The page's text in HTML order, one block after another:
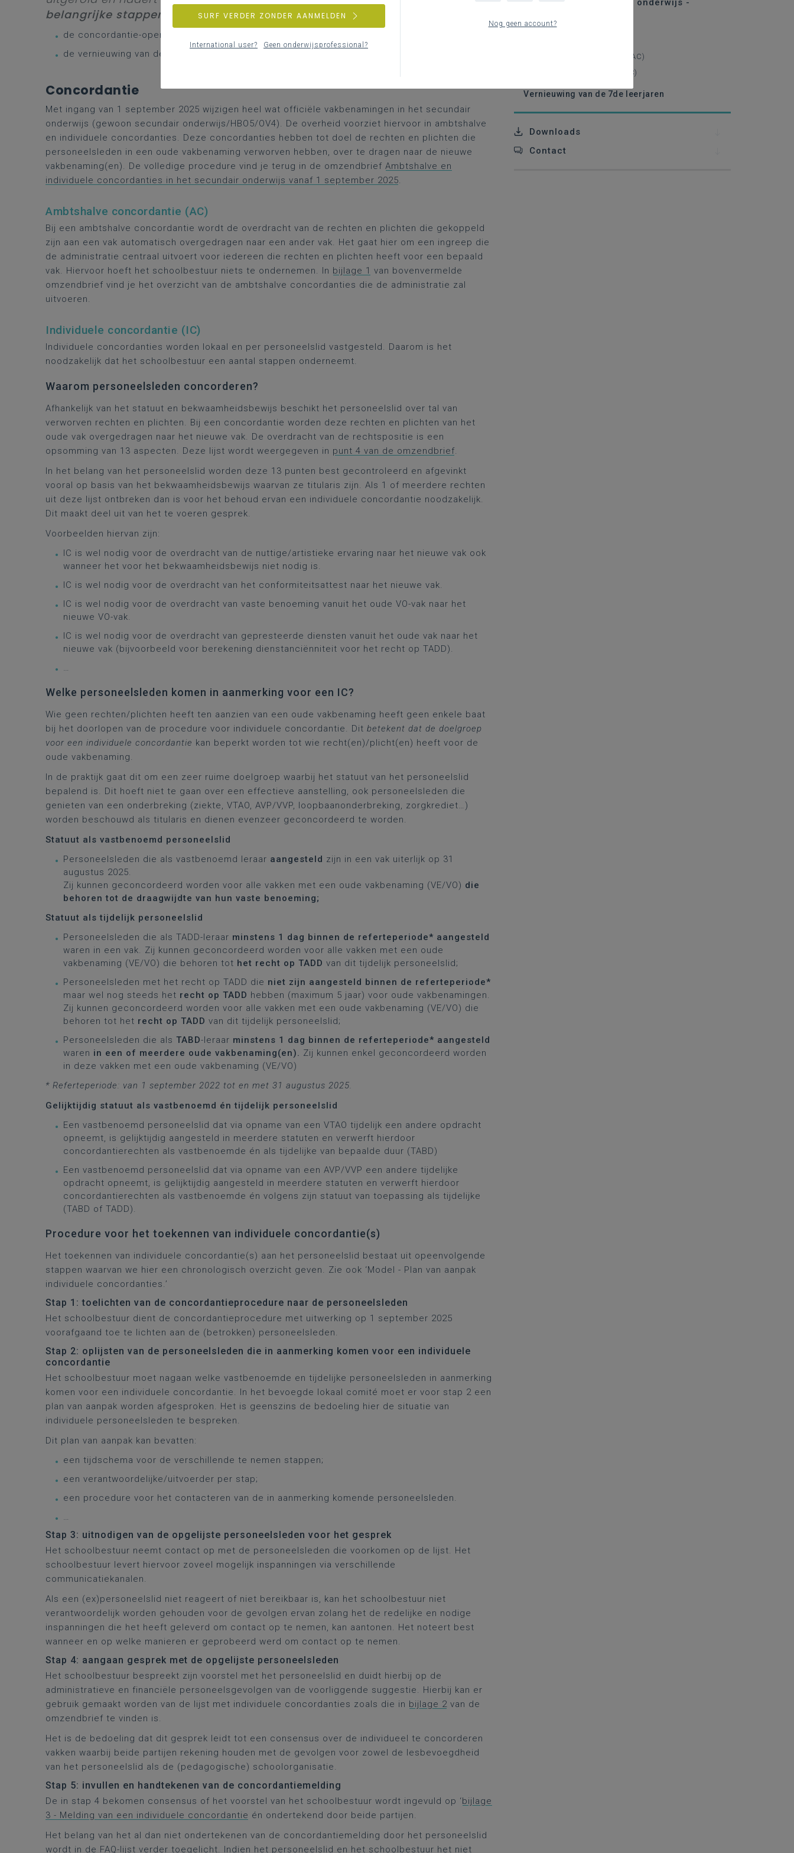
Modernisering secundair onderwijs -
Ambtshalve concordantie (AC)
Individuele concordantie (IC)
Vernieuwing van de 7de leerjaren
Downloads
Contact
belangrijke stappen
te realiseren:
de concordantie-operatie als gevolg van de actualisatie van de officiële vakbenamingen
de vernieuwing van de 7de leerjaren
Concordantie
Met ingang van 1 september 2025 wijzigen heel wat officiële vakbenamingen in het secundair
onderwijs (gewoon secundair onderwijs/HBO5/OV4). De overheid voorziet hiervoor in ambtshalve
en individuele concordanties. Deze concordanties hebben tot doel de rechten en plichten die
personeelsleden in een oude vakbenaming verworven hebben, over te dragen naar de nieuwe
vakbenaming(en). De volledige procedure vind je terug in de omzendbrief Ambtshalve en
individuele concordanties in het secundair onderwijs vanaf 1 september 2025.
Ambtshalve concordantie (AC)
Bij een ambtshalve concordantie wordt de overdracht van de rechten en plichten die gekoppeld
zijn aan een vak automatisch overgedragen naar een ander vak. Het gaat hier om een ingreep die
de administratie centraal uitvoert voor iedereen die rechten en plichten heeft voor een bepaald
vak. Hiervoor hoeft het schoolbestuur niets te ondernemen. In bijlage 1 van bovenvermelde
omzendbrief vind je het overzicht van de ambtshalve concordanties die de administratie zal
uitvoeren.
Individuele concordantie (IC)
Individuele concordanties worden lokaal en per personeelslid vastgesteld. Daarom is het
noodzakelijk dat het schoolbestuur een aantal stappen onderneemt.
Waarom personeelsleden concorderen?
Afhankelijk van het statuut en bekwaamheidsbewijs beschikt het personeelslid over tal van
verworven rechten en plichten. Bij een concordantie worden deze rechten en plichten van het
oude vak overgedragen naar het nieuwe vak. De overdracht van de rechtspositie is een
opsomming van 13 aspecten. Deze lijst wordt weergegeven in punt 4 van de omzendbrief.
In het belang van het personeelslid worden deze 13 punten best gecontroleerd en afgevinkt
vooral op basis van het bekwaamheidsbewijs waarvan ze titularis zijn. Als 1 of meerdere rechten
uit deze lijst ontbreken dan is voor het behoud ervan een individuele concordantie noodzakelijk.
Dit maakt deel uit van het te voeren gesprek.
Voorbeelden hiervan zijn:
IC is wel nodig voor de overdracht van de nuttige/artistieke ervaring naar het nieuwe vak ook
wanneer het voor het bekwaamheidsbewijs niet nodig is.
IC is wel nodig voor de overdracht van het conformiteitsattest naar het nieuwe vak.
IC is wel nodig voor de overdracht van vaste benoeming vanuit het oude VO-vak naar het
nieuwe VO-vak.
IC is wel nodig voor de overdracht van gepresteerde diensten vanuit het oude vak naar het
nieuwe vak (bijvoorbeeld voor berekening dienstanciënniteit voor het recht op TADD).
…
Welke personeelsleden komen in aanmerking voor een IC?
Wie geen rechten/plichten heeft ten aanzien van een oude vakbenaming heeft geen enkele baat
bij het doorlopen van de procedure voor individuele concordantie. Dit betekent dat de doelgroep
voor een individuele concordantie kan beperkt worden tot wie recht(en)/plicht(en) heeft voor de
oude vakbenaming.
In de praktijk gaat dit om een zeer ruime doelgroep waarbij het statuut van het personeelslid
bepalend is. Dit hoeft niet te gaan over een effectieve aanstelling, ook personeelsleden die
genieten van een onderbreking (ziekte, VTAO, AVP/VVP, loopbaanonderbreking, zorgkrediet…)
worden beschouwd als titularis en dienen evenzeer geconcordeerd te worden.
Statuut als vastbenoemd personeelslid
Personeelsleden die als vastbenoemd leraar aangesteld zijn in een vak uiterlijk op 31
augustus 2025.
Zij kunnen geconcordeerd worden voor alle vakken met een oude vakbenaming (VE/VO) die
behoren tot de draagwijdte van hun vaste benoeming;
Statuut als tijdelijk personeelslid
Personeelsleden die als TADD-leraar minstens 1 dag binnen de referteperiode* aangesteld
waren in een vak. Zij kunnen geconcordeerd worden voor alle vakken met een oude
vakbenaming (VE/VO) die behoren tot het recht op TADD van dit tijdelijk personeelslid;
Personeelsleden met het recht op TADD die niet zijn aangesteld binnen de referteperiode*
maar wel nog steeds het recht op TADD hebben (maximum 5 jaar) voor oude vakbenamingen.
Zij kunnen geconcordeerd worden voor alle vakken met een oude vakbenaming (VE/VO) die
behoren tot het recht op TADD van dit tijdelijk personeelslid;
Personeelsleden die als TABD-leraar minstens 1 dag binnen de referteperiode* aangesteld
waren in een of meerdere oude vakbenaming(en). Zij kunnen enkel geconcordeerd worden
in deze vakken met een oude vakbenaming (VE/VO)
* Referteperiode: van 1 september 2022 tot en met 31 augustus 2025.
Gelijktijdig statuut als vastbenoemd én tijdelijk personeelslid
Een vastbenoemd personeelslid dat via opname van een VTAO tijdelijk een andere opdracht
opneemt, is gelijktijdig aangesteld in meerdere statuten en verwerft hierdoor
concordantierechten als vastbenoemde én als tijdelijke van bepaalde duur (TABD)
Een vastbenoemd personeelslid dat via opname van een AVP/VVP een andere tijdelijke
opdracht opneemt, is gelijktijdig aangesteld in meerdere statuten en verwerft hierdoor
concordantierechten als vastbenoemde én volgens zijn statuut van toepassing als tijdelijke
(TABD of TADD).
Procedure voor het toekennen van individuele concordantie(s)
Het toekennen van individuele concordantie(s) aan het personeelslid bestaat uit opeenvolgende
stappen waarvan we hier een chronologisch overzicht geven. Zie ook ‘Model - Plan van aanpak
individuele concordanties.’
Stap 1: toelichten van de concordantieprocedure naar de personeelsleden
Het schoolbestuur dient de concordantieprocedure met uitwerking op 1 september 2025
voorafgaand toe te lichten aan de (betrokken) personeelsleden.
Stap 2: oplijsten van de personeelsleden die in aanmerking komen voor een individuele
concordantie
Het schoolbestuur moet nagaan welke vastbenoemde en tijdelijke personeelsleden in aanmerking
komen voor een individuele concordantie. In het bevoegde lokaal comité moet er voor stap 2 een
plan van aanpak worden afgesproken. Het is geenszins de bedoeling hier de situatie van
individuele personeelsleden te bespreken.
Dit plan van aanpak kan bevatten:
een tijdschema voor de verschillende te nemen stappen;
een verantwoordelijke/uitvoerder per stap;
een procedure voor het contacteren van de in aanmerking komende personeelsleden.
…
Stap 3: uitnodigen van de opgelijste personeelsleden voor het gesprek
Het schoolbestuur neemt contact op met de personeelsleden die voorkomen op de lijst. Het
schoolbestuur levert hiervoor zoveel mogelijk inspanningen via verschillende
communicatiekanalen.
Als een (ex)personeelslid niet reageert of niet bereikbaar is, kan het schoolbestuur niet
verantwoordelijk worden gehouden voor de gevolgen ervan zolang het de redelijke en nodige
inspanningen die het heeft geleverd om contact op te nemen, kan aantonen. Het noteert best
wanneer en op welke manieren er geprobeerd werd om contact op te nemen.
Stap 4: aangaan gesprek met de opgelijste personeelsleden
Het schoolbestuur bespreekt zijn voorstel met het personeelslid en duidt hierbij op de
administratieve en financiële personeelsgevolgen van de voorliggende suggestie. Hierbij kan er
gebruik gemaakt worden van de lijst met individuele concordanties zoals die in bijlage 2 van de
omzendbrief te vinden is.
Het is de bedoeling dat dit gesprek leidt tot een consensus over de individueel te concorderen
vakken waarbij beide partijen rekening houden met de gevolgen voor zowel de lesbevoegdheid
van het personeelslid als de (pedagogische) schoolorganisatie.
Stap 5: invullen en handtekenen van de concordantiemelding
De in stap 4 bekomen consensus of het voorstel van het schoolbestuur wordt ingevuld op ‘bijlage
3 - Melding van een individuele concordantie én ondertekend door beide partijen.
Het belang van het al dan niet ondertekenen van de concordantiemelding door het personeelslid
wordt in de FAQ-lijst verder toegelicht. Indien het personeelslid en het schoolbestuur het niet
Nog geen account?
SURF VERDER ZONDER AANMELDEN
International user? Geen onderwijsprofessional?